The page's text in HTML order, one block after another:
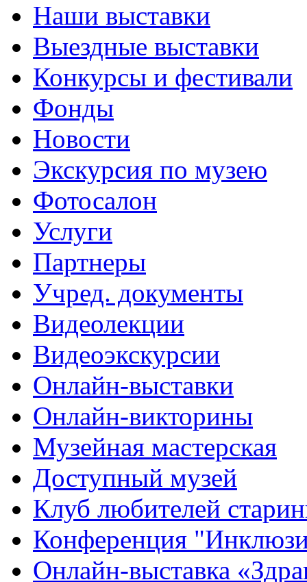
Наши выставки
Выездные выставки
Конкурсы и фестивали
Фонды
Новости
Экскурсия по музею
Фотосалон
Услуги
Партнеры
Учред. документы
Видеолекции
Видеоэкскурсии
Онлайн-выставки
Онлайн-викторины
Музейная мастерская
Доступный музей
Клуб любителей
Конференция
Онлайн-выставка